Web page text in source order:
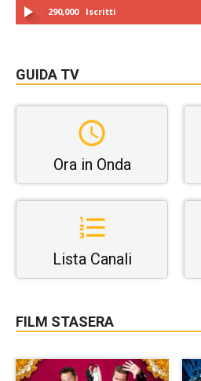
290,000 Iscritti
GUIDA TV
Ora in Onda
Lista Canali
FILM STASERA